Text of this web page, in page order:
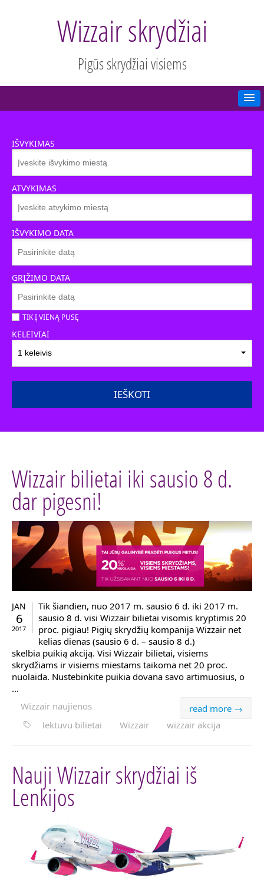
Wizzair skrydžiai
Pigūs skrydžiai visiems
IŠVYKIMAS
ATVYKIMAS
IŠVYKIMO DATA
GRĮŽIMO DATA
TIK Į VIENĄ PUSĘ
KELEIVIAI
1 keleivis
IEŠKOTI
Wizzair bilietai iki sausio 8 d.
dar pigesni!
JAN
6
2017
Tik šiandien, nuo 2017 m. sausio 6 d. iki 2017 m.
sausio 8 d. visi Wizzair bilietai visomis kryptimis 20
proc. pigiau! Pigių skrydžių kompanija Wizzair net
kelias dienas (sausio 6 d. – sausio 8 d.)
skelbia puikią akciją. Visi Wizzair bilietai, visiems
skrydžiams ir visiems miestams taikoma net 20 proc.
nuolaida. Nustebinkite puikia dovana savo artimuosius, o
...
read more →
Wizzair naujienos
lektuvu bilietai
Wizzair wizzair akcija
Nauji Wizzair skrydžiai iš
Lenkijos